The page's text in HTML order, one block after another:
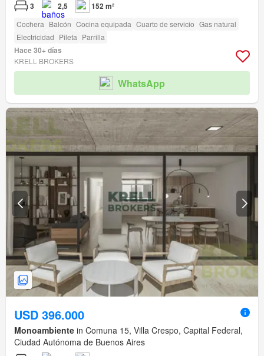
3 2,5 152 m²
Cochera Balcón Cocina equipada Cuarto de servicio Gas natural
Electricidad Pileta Parrilla
Hace 30+ días
KRELL BROKERS
WhatsApp
USD 396.000
Monoambiente in Comuna 15, Villa Crespo, Capital Federal,
Ciudad Autónoma de Buenos Aires